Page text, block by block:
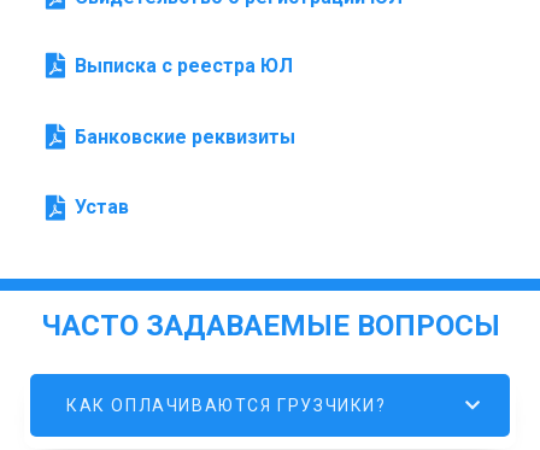
Выписка с реестра ЮЛ
Банковские реквизиты
Устав
ЧАСТО ЗАДАВАЕМЫЕ ВОПРОСЫ
КАК ОПЛАЧИВАЮТСЯ ГРУЗЧИКИ?